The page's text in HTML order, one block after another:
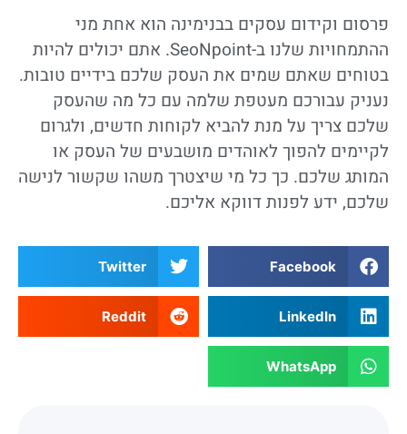
פרסום וקידום עסקים בבנימינה הוא אחת מני
ההתמחויות שלנו ב-SeoNpoint. אתם יכולים להיות
בטוחים שאתם שמים את העסק שלכם בידיים טובות.
נעניק עבורכם מעטפת שלמה עם כל מה שהעסק
שלכם צריך על מנת להביא לקוחות חדשים, ולגרום
לקיימים להפוך לאוהדים מושבעים של העסק או
המותג שלכם. כך כל מי שיצטרך משהו שקשור לנישה
שלכם, ידע לפנות דווקא אליכם.
Facebook
Twitter
LinkedIn
Reddit
WhatsApp